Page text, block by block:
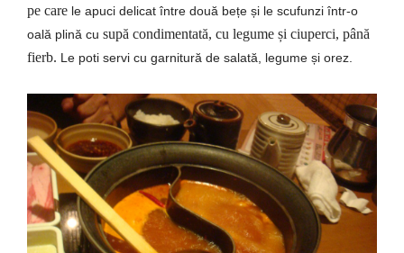
pe care le apuci delicat între două bețe și le scufunzi într-o
oală plină cu supă condimentată, cu legume și ciuperci, până
fierb. Le poti servi cu garnitură de salată , legume și orez.